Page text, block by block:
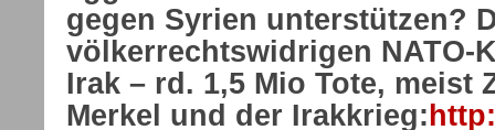
gegen Syrien unterstützen?
völkerrechtswidrigen NATO-
Irak – rd. 1,5 Mio Tote, meist
Merkel und der Irakkrieg: